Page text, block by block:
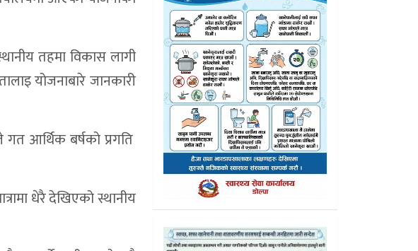
तहमा विकास लागी
योजनाबारे जानकारी
गत आर्थिक बर्षको प्रगति
धेरै देखिएको स्थानीय